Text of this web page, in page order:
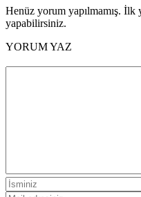
Henüz yorum yapılmamış. İlk
yapabilirsiniz.
YORUM YAZ